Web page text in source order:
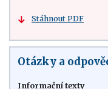
Stáhnout PDF
Otázky a
Informační texty